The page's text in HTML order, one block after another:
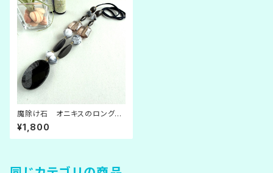
魔除け石 オニキスのロングネ
ックレス
¥1,800